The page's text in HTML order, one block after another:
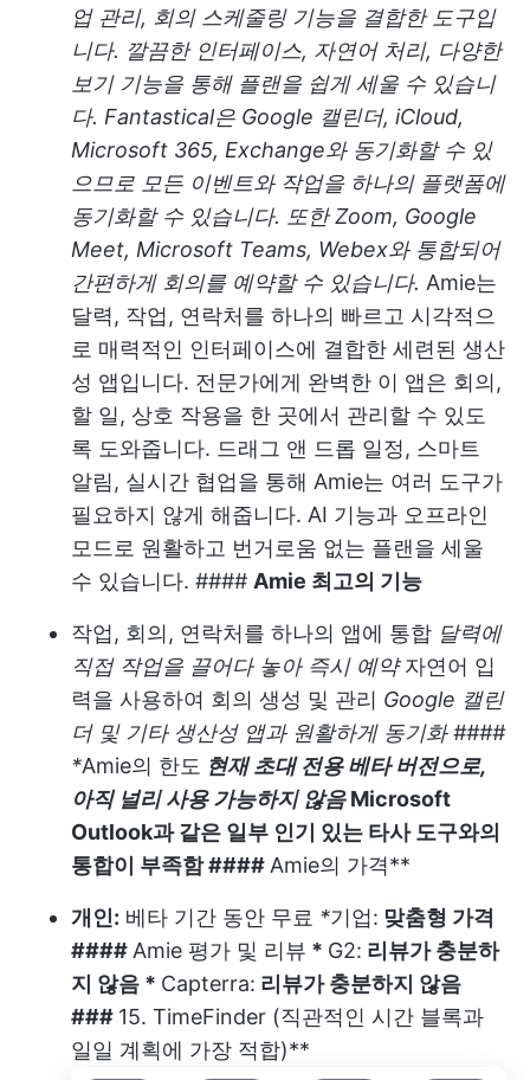
업 관리, 회의 스케줄링 기능을 결합한 도구입
니다. 깔끔한 인터페이스, 자연어 처리, 다양한
보기 기능을 통해 플랜을 쉽게 세울 수 있습니
다. Fantastical은 Google 캘린더, iCloud,
Microsoft 365, Exchange와 동기화할 수 있
으므로 모든 이벤트와 작업을 하나의 플랫폼에
동기화할 수 있습니다. 또한 Zoom, Google
Meet, Microsoft Teams, Webex와 통합되어
간편하게 회의를 예약할 수 있습니다. Amie는
달력, 작업, 연락처를 하나의 빠르고 시각적으
로 매력적인 인터페이스에 결합한 세련된 생산
성 앱입니다. 전문가에게 완벽한 이 앱은 회의,
할 일, 상호 작용을 한 곳에서 관리할 수 있도
록 도와줍니다. 드래그 앤 드롭 일정, 스마트
알림, 실시간 협업을 통해 Amie는 여러 도구가
필요하지 않게 해줍니다. AI 기능과 오프라인
모드로 원활하고 번거로움 없는 플랜을 세울
수 있습니다. #### Amie 최고의 기능
작업, 회의, 연락처를 하나의 앱에 통합 달력에
직접 작업을 끌어다 놓아 즉시 예약자연어 입
력을 사용하여 회의 생성 및 관리 Google 캘린
더 및 기타 생산성 앱과 원활하게 동기화 ####
*Amie의 한도 현재 초대 전용 베타 버전으로,
아직 널리 사용 가능하지 않음Microsoft
Outlook과 같은 일부 인기 있는 타사 도구와의
통합이 부족함 ####Amie의 가격**
개인: 베타 기간 동안 무료 *기업: 맞춤형 가격
####Amie 평가 및 리뷰 * G2: 리뷰가 충분하
지 않음 * Capterra: 리뷰가 충분하지 않음
### 15. TimeFinder (직관적인 시간 블록과
일일 계획에 가장 적합)**